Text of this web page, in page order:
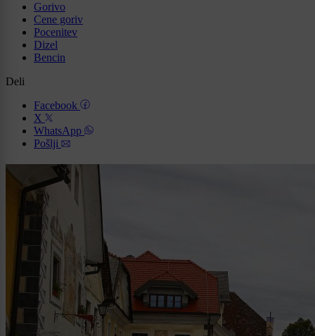
Gorivo
Cene goriv
Pocenitev
Dizel
Bencin
Deli
Facebook
X
WhatsApp
Pošlji